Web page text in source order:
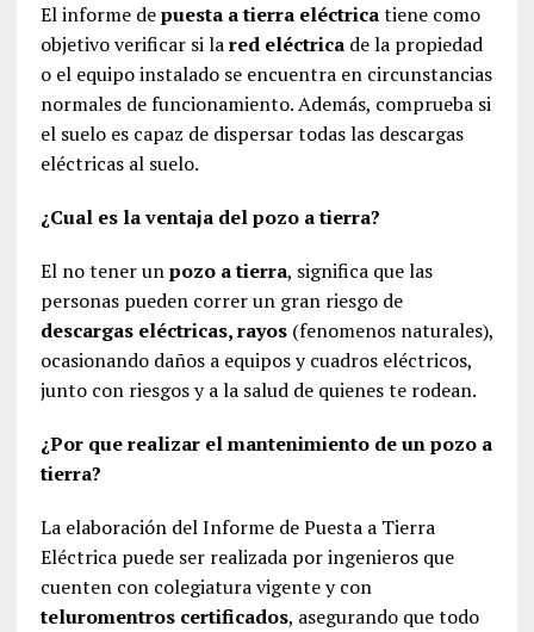
El informe depuesta a tierra eléctricatiene como
objetivo verificar si lared eléctricade la propiedad
o el equipo instalado se encuentra en circunstancias
normales de funcionamiento. Además, comprueba si
el suelo es capaz de dispersar todas las descargas
eléctricas al suelo.
¿Cual es la ventaja del pozo a tierra?
El no tener unpozo a tierra, significa que las
personas pueden correr un gran riesgo de
descargas eléctricas, rayos(fenomenos naturales),
ocasionando daños a equipos y cuadros eléctricos,
junto con riesgos y a la salud de quienes te rodean.
¿Por que realizar el mantenimiento de un pozo a
tierra?
La elaboración del Informe de Puesta a Tierra
Eléctrica puede ser realizada por ingenieros que
cuenten con colegiatura vigente y con
teluromentros certificados, asegurando que todo